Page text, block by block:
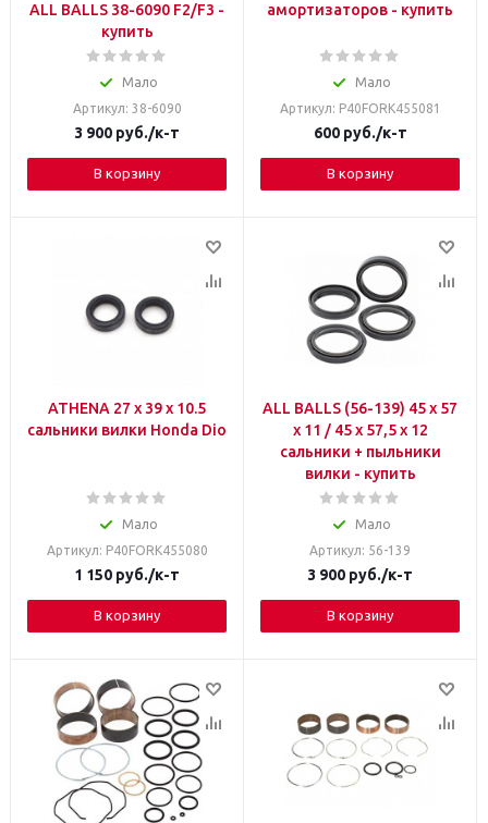
ALL BALLS 38-6090 F2/F3 -
купить
Мало
Артикул: 38-6090
3 900 руб./к-т
В корзину
амортизаторов - купить
Мало
Артикул: P40FORK455081
600руб./к-т
В корзину
ATHENA 27 x 39 x 10.5
сальники вилки Honda Dio
Мало
Артикул: P40FORK455080
1 150 руб./к-т
В корзину
ALL BALLS (56-139) 45 x 57
x 11 / 45 x 57,5 x 12
сальники + пыльники
вилки - купить
Мало
Артикул: 56-139
3 900 руб./к-т
В корзину